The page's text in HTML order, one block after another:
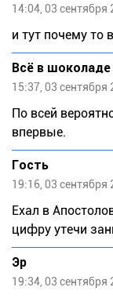
14:04, 03 сентября
и тут почему то
Всё в шоколаде
15:37, 03 сентября
По всей
впервые.
Гость
19:16, 03 сентября
Ехал в
цифру утечи
Эр
19:34, 03 сентября